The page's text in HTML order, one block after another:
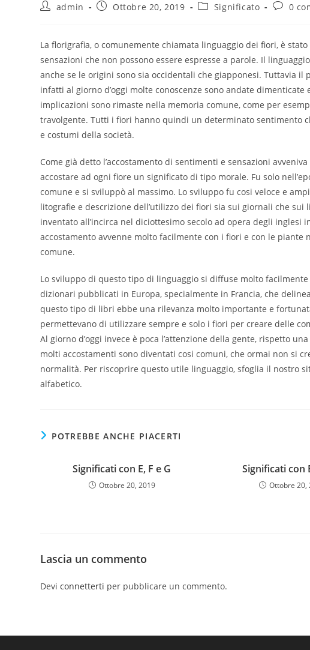
admin Ottobre 20, 2019 Significato 0
La florigrafia, o comunemente chiamata linguaggio dei fiori, è
sensazioni che non possono essere espresse a parole. Il
anche se le origini sono sia occidentali che giapponesi. Tuttavia
infatti al giorno d’oggi molte conoscenze sono andate
implicazioni sono rimaste nella memoria comune, come per
travolgente. Tutti i fiori hanno quindi un determinato sentimento
e costumi della società.
Come già detto l’accostamento di sentimenti e sensazioni
accostare ad ogni fiore un significato di tipo morale. Fu solo
comune e si sviluppò al massimo. Lo sviluppo fu cosi veloce e
litografie e descrizione dell’utilizzo dei fiori sia sui giornali che
inventato all’incirca nel diciottesimo secolo ad opera degli inglesi
accostamento avvenne molto facilmente con i fiori e con le
comune.
Lo sviluppo di questo tipo di linguaggio si diffuse molto
dizionari pubblicati in Europa, specialmente in Francia, che
questo tipo di libri ebbe una rilevanza molto importante e
permettevano di utilizzare sempre e solo i fiori per creare delle
Al giorno d’oggi invece è poca l’attenzione della gente, rispetto
molti accostamenti sono diventati cosi comuni, che ormai non si
normalità. Per riscoprire questo utile linguaggio, sfoglia il nostro
alfabetico.
POTREBBE ANCHE PIACERTI
Significati con E, F e G
Ottobre 20, 2019
Significati con
Ottobre 20,
Lascia un commento
Deviconnetterti per pubblicare un commento.